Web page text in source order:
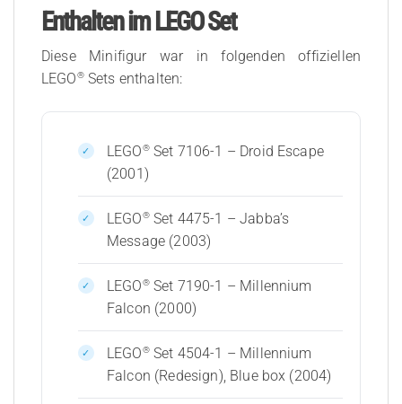
Enthalten im LEGO Set
Diese Minifigur war in folgenden offiziellen
LEGO®Sets enthalten:
LEGO®Set 7106-1 – Droid Escape
(2001)
LEGO®Set 4475-1 – Jabba’s
Message (2003)
LEGO®Set 7190-1 – Millennium
Falcon (2000)
LEGO®Set 4504-1 – Millennium
Falcon (Redesign), Blue box (2004)